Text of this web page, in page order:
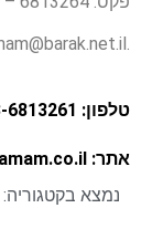
.hamam@barak.net.il
טלפון: 03-6813261
אתר: http://www.hamam.co.il/
נמצא בקטגוריה: